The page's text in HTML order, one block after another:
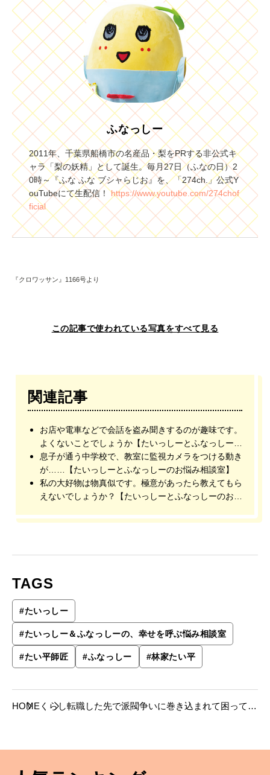
ふなっしー
2011年、千葉県船橋市の名産品・梨をPRする非公式キ
ャラ「梨の妖精」として誕生。毎月27日（ふなの日）2
0時～『ふな ふな ブシャらじお』を、「274ch.」公式Y
ouTubeにて生配信！https://www.youtube.com/274chof
ficial
『クロワッサン』1166号より
この記事で使われている写真をすべて見る
関連記事
お店や電車などで会話を盗み聞きするのが趣味です。
よくないことでしょうか【たいっしーとふなっしーの
お悩み相談室】
息子が通う中学校で、教室に監視カメラをつける動き
が……【たいっしーとふなっしーのお悩み相談室】
私の大好物は物真似です。極意があったら教えてもら
えないでしょうか？【たいっしーとふなっしーのお悩
TAGS
#たいっしー
#たいっしー＆ふなっしーの、幸せを呼ぶ悩み相談室
#たい平師匠 #ふなっしー #林家たい平
HOME くらし転職した先で派閥争いに巻き込まれて困ってい